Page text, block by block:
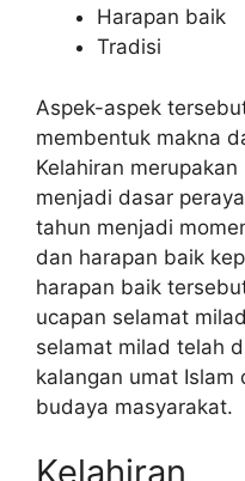
Harapan baik
Tradisi
Aspek-aspek
membentuk makna
Kelahiran
menjadi dasar
tahun menjadi
dan harapan baik
harapan baik
ucapan selamat
selamat milad telah
kalangan umat
budaya masyarakat.
Kelahiran